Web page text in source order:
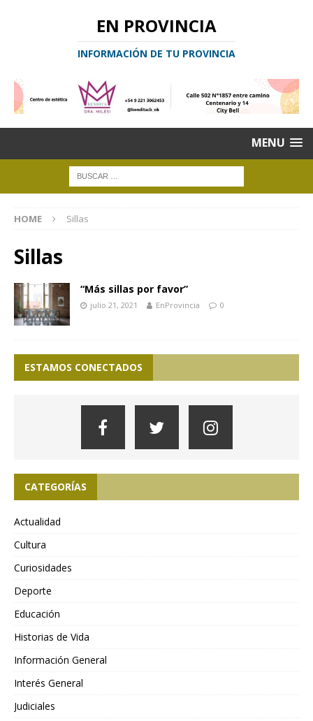
EN PROVINCIA
INFORMACIÓN DE TU PROVINCIA
MENU
HOME Sillas
Sillas
“Más sillas por favor”
julio 21, 2021 EnProvincia 0
ESTAMOS CONECTADOS
CATEGORÍAS
Actualidad
Cultura
Curiosidades
Deporte
Educación
Historias de Vida
Información General
Interés General
Judiciales